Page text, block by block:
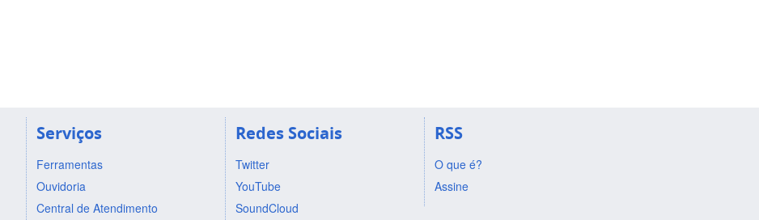
Serviços
Ferramentas
Ouvidoria
Central de Atendimento
Redes Sociais
Twitter
YouTube
SoundCloud
RSS
O que é?
Assine